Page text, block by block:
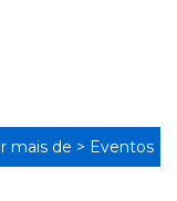
mais de > Eventos